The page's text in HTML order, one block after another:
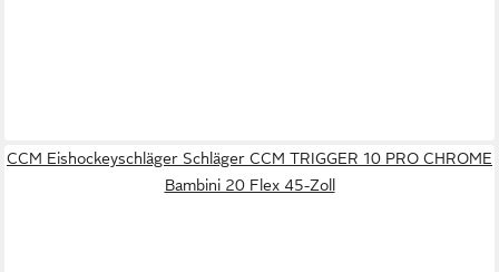
CCM Eishockeyschläger Schläger CCM TRIGGER 10 PRO CHROME
Bambini 20 Flex 45-Zoll